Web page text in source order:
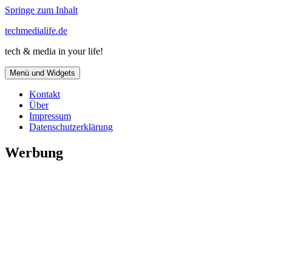
Springe zum Inhalt
techmedialife.de
tech & media in your life!
Menü und Widgets
Kontakt
Über
Impressum
Datenschutzerklärung
Werbung